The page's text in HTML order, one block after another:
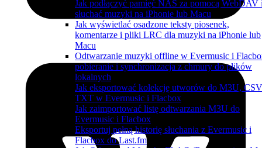
Jak podłączyć pamięć NAS za pomocą WebDAV
słuchać muzyki na iPhonie lub Macu
Jak wyświetlać osadzone teksty piosenek,
komentarze i pliki LRC dla muzyki na iPhonie lub
Macu
Odtwarzanie muzyki offline w Evermusic i
pobieranie i synchronizacja z chmury do plików
lokalnych
Jak eksportować kolekcję utworów do M3U,
TXT w Evermusic i Flacbox
Jak zaimportować listę odtwarzania M3U do
Evermusic i Flacbox
Eksportuj pełną historię słuchania z Evermusic i
Flacbox do Last.fm